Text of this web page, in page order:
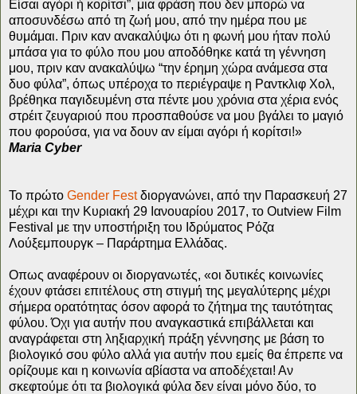
Είσαι αγόρι ή κορίτσι”, μια φράση που δεν μπορώ να
αποσυνδέσω από τη ζωή μου, από την ημέρα που με
θυμάμαι. Πριν καν ανακαλύψω ότι η φωνή μου ήταν πολύ
μπάσα για το φύλο που μου αποδόθηκε κατά τη γέννηση
μου, πριν καν ανακαλύψω “την έρημη χώρα ανάμεσα στα
δυο φύλα”, όπως υπέροχα τo περιέγραψε η Ραντκλιφ Χολ,
βρέθηκα παγιδευμένη στα πέντε μου χρόνια στα χέρια ενός
στρέιτ ζευγαριού που προσπαθούσε να μου βγάλει το μαγιό
που φορούσα, για να δουν αν είμαι αγόρι ή κορίτσι!»
Maria Cyber
Το πρώτο Gender Festδιοργανώνει, από την Παρασκευή 27
μέχρι και την Κυριακή 29 Ιανουαρίου 2017, το Outview Film
Festival με την υποστήριξη του Ιδρύματος Ρόζα
Λούξεμπουργκ – Παράρτημα Ελλάδας.
Οπως αναφέρουν οι διοργανωτές, «οι δυτικές κοινωνίες
έχουν φτάσει επιτέλους στη στιγμή της μεγαλύτερης μέχρι
σήμερα ορατότητας όσον αφορά το ζήτημα της ταυτότητας
φύλου. Όχι για αυτήν που αναγκαστικά επιβάλλεται και
αναγράφεται στη ληξιαρχική πράξη γέννησης με βάση το
βιολογικό σου φύλο αλλά για αυτήν που εμείς θα έπρεπε να
ορίζουμε και η κοινωνία αβίαστα να αποδέχεται! Αν
σκεφτούμε ότι τα βιολογικά φύλα δεν είναι μόνο δύο, το